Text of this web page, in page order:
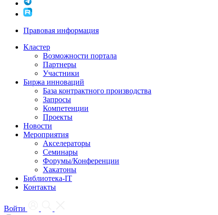
Правовая информация
Кластер
Возможности портала
Партнеры
Участники
Биржа инноваций
База контрактного производства
Запросы
Компетенции
Проекты
Новости
Мероприятия
Акселераторы
Семинары
Форумы/Конференции
Хакатоны
Библиотека-IT
Контакты
Войти